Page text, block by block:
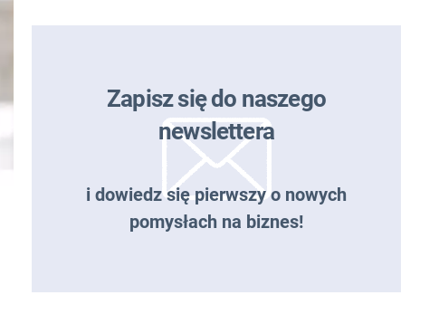
Zapisz się do naszego
newslettera
i dowiedz się pierwszy o nowych
pomysłach na biznes!